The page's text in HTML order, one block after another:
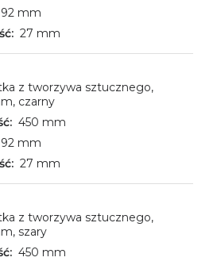
92 mm
27 mm
z tworzywa sztucznego,
czarny
450 mm
92 mm
27 mm
z tworzywa sztucznego,
szary
450 mm